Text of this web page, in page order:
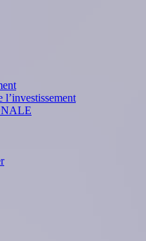
l’investissement